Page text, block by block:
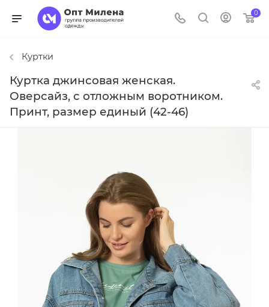
0
Куртки
Куртка джинсовая женская.
Оверсайз, с отложным воротником.
Принт, размер единый (42-46)